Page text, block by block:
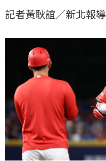
記者黃耿誼／新北報導